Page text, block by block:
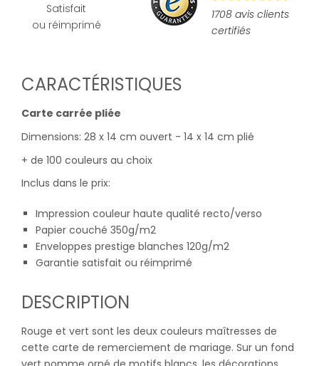
Satisfait
ou réimprimé
1708 avis clients
certifiés
CARACTÉRISTIQUES
Carte carrée pliée
Dimensions: 28 x 14 cm ouvert - 14 x 14 cm plié
+ de 100 couleurs au choix
Inclus dans le prix:
Impression couleur haute qualité recto/verso
Papier couché 350g/m2
Enveloppes prestige blanches 120g/m2
Garantie satisfait ou réimprimé
DESCRIPTION
Rouge et vert sont les deux couleurs maîtresses de
cette carte de remerciement de mariage. Sur un fond